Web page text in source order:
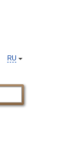
RU